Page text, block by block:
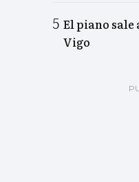
El piano sale
Vigo